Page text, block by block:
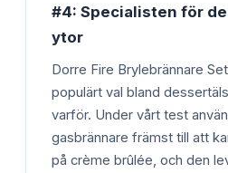
#4: Specialisten för
ytor
Dorre Fire Brylebrännare
populärt val bland
varför. Under vårt test
gasbrännare främst till att
på crème brûlée, och den